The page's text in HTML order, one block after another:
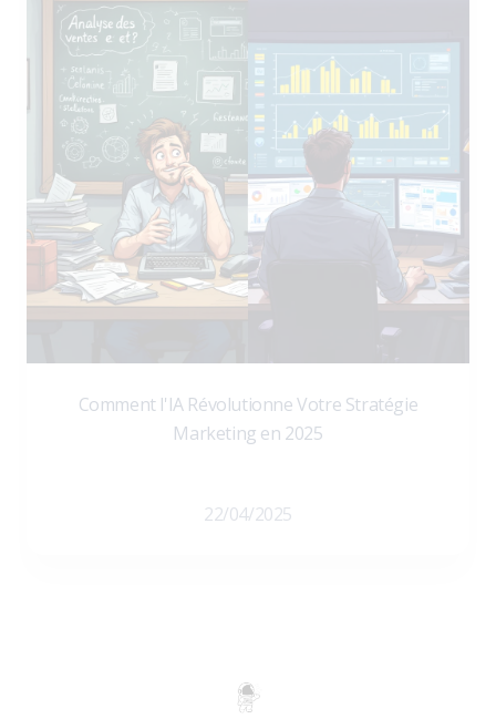
Comment l'IA Révolutionne Votre Stratégie
Marketing en 2025
22/04/2025